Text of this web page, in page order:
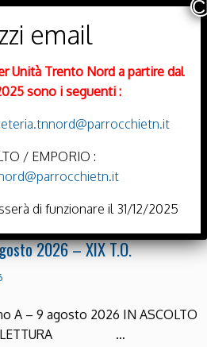
2026 – XIX T.O.
A – 9 agosto 2026 IN ASCOLTO
LETTURA …
Unità Trento Nord a partire dal
sono i seguenti :
/ EMPORIO :
di funzionare il 31/12/2025